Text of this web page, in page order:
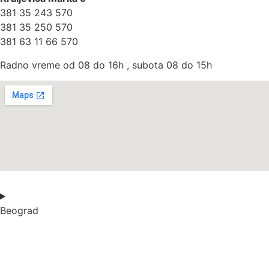
381 35 243 570
381 35 250 570
381 63 11 66 570
Radno vreme od 08 do 16h , subota 08 do 15h
Beograd